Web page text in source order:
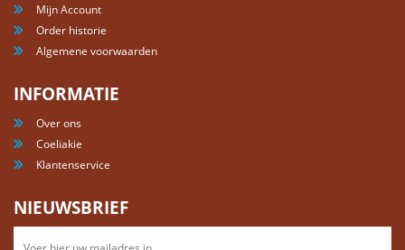
Mijn Account
Order historie
Algemene voorwaarden
INFORMATIE
Over ons
Coeliakie
Klantenservice
NIEUWSBRIEF